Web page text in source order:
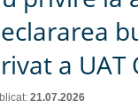
a UAT
21.07.2026